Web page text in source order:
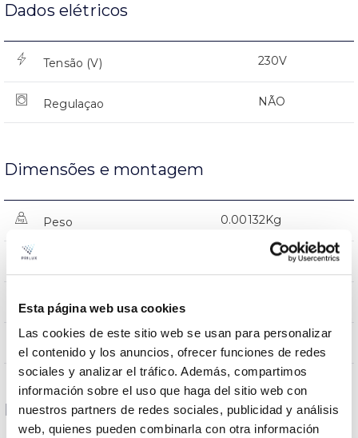
Esta página web usa cookies
Las cookies de este sitio web se usan para personalizar
el contenido y los anuncios, ofrecer funciones de redes
sociales y analizar el tráfico. Además, compartimos
información sobre el uso que haga del sitio web con
nuestros partners de redes sociales, publicidad y análisis
web, quienes pueden combinarla con otra información
Dados elétricos
Tensão (V) 230V
Regulaçao NÃO
Dimensões e montagem
Peso 0.00132Kg
1200x120x71mm
Posição de montagem
Junção NÃO
Dados ópticos